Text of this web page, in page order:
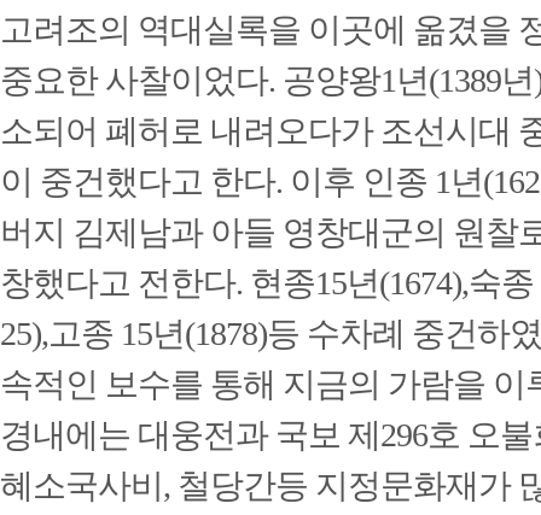
고려조의 역대실록을 이곳에 옮겼을
중요한 사찰이었다. 공양왕1년(1389
소되어 폐허로 내려오다가 조선시대
이 중건했다고 한다. 이후 인종 1년
버지 김제남과 아들 영창대군의 원찰
창했다고 전한다. 현종15년(1674),숙
25),고종 15년(1878)등 수차례 중건하
속적인 보수를 통해 지금의 가람을 이
경내에는 대웅전과 국보 제296호 오
혜소국사비, 철당간등 지정문화재가